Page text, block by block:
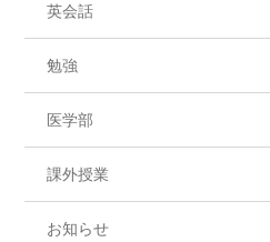
英会話
勉強
医学部
課外授業
お知らせ